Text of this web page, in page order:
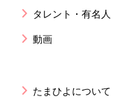
タレント・有名人
動画
たまひよについて